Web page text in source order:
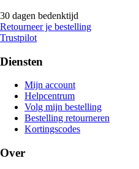
30 dagen bedenktijd
Retourneer je bestelling
Trustpilot
Diensten
Mijn account
Helpcentrum
Volg mijn bestelling
Bestelling retourneren
Kortingscodes
Over